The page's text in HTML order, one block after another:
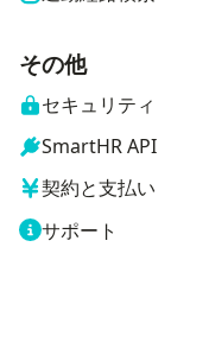
その他
セキュリティ
SmartHR API
契約と支払い
サポート